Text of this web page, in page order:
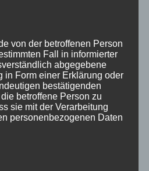
von der betroffenen Person
Fall in informierter
abgegebene
in Form einer Erklärung oder
bestätigenden
betroffene Person zu
sie mit der Verarbeitung
personenbezogenen Daten